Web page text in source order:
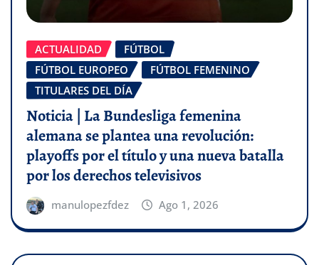
ACTUALIDAD
FÚTBOL
FÚTBOL EUROPEO
FÚTBOL FEMENINO
TITULARES DEL DÍA
Noticia | La Bundesliga femenina
alemana se plantea una revolución:
playoffs por el título y una nueva batalla
por los derechos televisivos
manulopezfdez Ago 1, 2026